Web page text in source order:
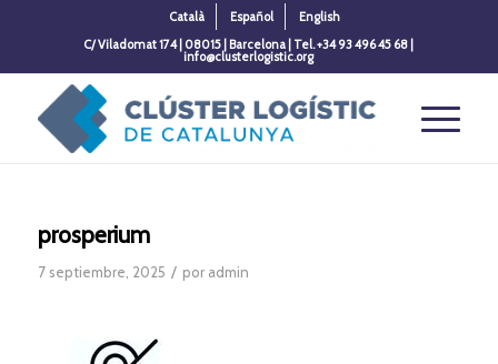
Català Español
English
C/ Viladomat 174 | 08015 | Barcelona | Tel. +34 93 496 45 68 |
info@clusterlogistic.org
prosperium
7 septiembre, 2025 / por admin